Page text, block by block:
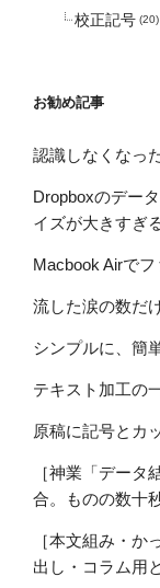
校正記号 (20)
お勧め記事
認識しなくなっ
Dropboxのデー
イズが大きすぎ
Macbook Airで
流した涙の数だ
シンプルに、簡
テキスト加工の
原稿に記号とカ
［神業「デー
合。ものの数十
［本文組み・
出し・コラム用